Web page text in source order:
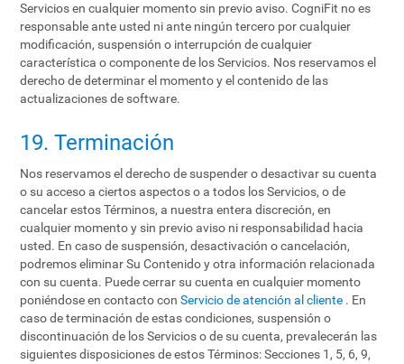
Servicios en cualquier momento sin previo aviso. CogniFit no es
responsable ante usted ni ante ningún tercero por cualquier
modificación, suspensión o interrupción de cualquier
característica o componente de los Servicios. Nos reservamos el
derecho de determinar el momento y el contenido de las
actualizaciones de software.
19. Terminación
Nos reservamos el derecho de suspender o desactivar su cuenta
o su acceso a ciertos aspectos o a todos los Servicios, o de
cancelar estos Términos, a nuestra entera discreción, en
cualquier momento y sin previo aviso ni responsabilidad hacia
usted. En caso de suspensión, desactivación o cancelación,
podremos eliminar Su Contenido y otra información relacionada
con su cuenta. Puede cerrar su cuenta en cualquier momento
poniéndose en contacto conServicio de atención al cliente . En
caso de terminación de estas condiciones, suspensión o
discontinuación de los Servicios o de su cuenta, prevalecerán las
siguientes disposiciones de estos Términos: Secciones 1, 5, 6, 9,